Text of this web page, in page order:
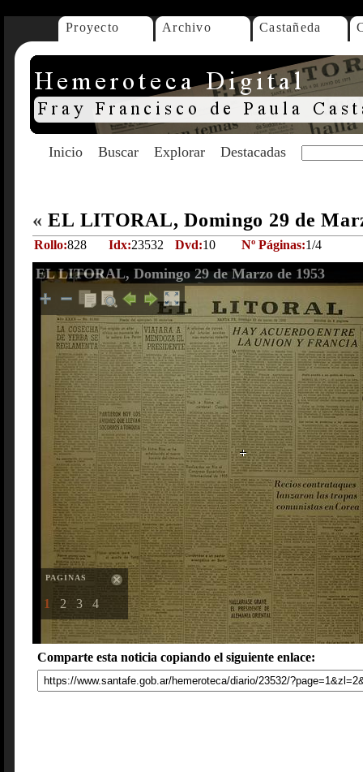
Proyecto Archivo Castañeda
Inicio Buscar Explorar Destacadas
« EL LITORAL, Domingo 29 de
Rollo:828 Idx:23532 Dvd:10 Nº Páginas:1/4
EL LITORAL, Domingo 29 de Marzo de 1953
PAGINAS
1 2 3 4
Comparte esta noticia copiando el siguiente enlace: